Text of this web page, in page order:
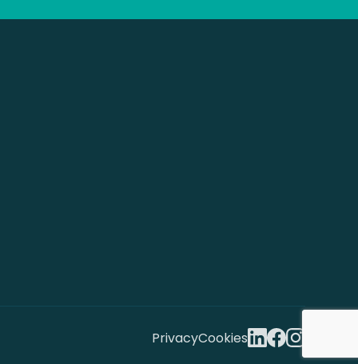
PrivacyCookies